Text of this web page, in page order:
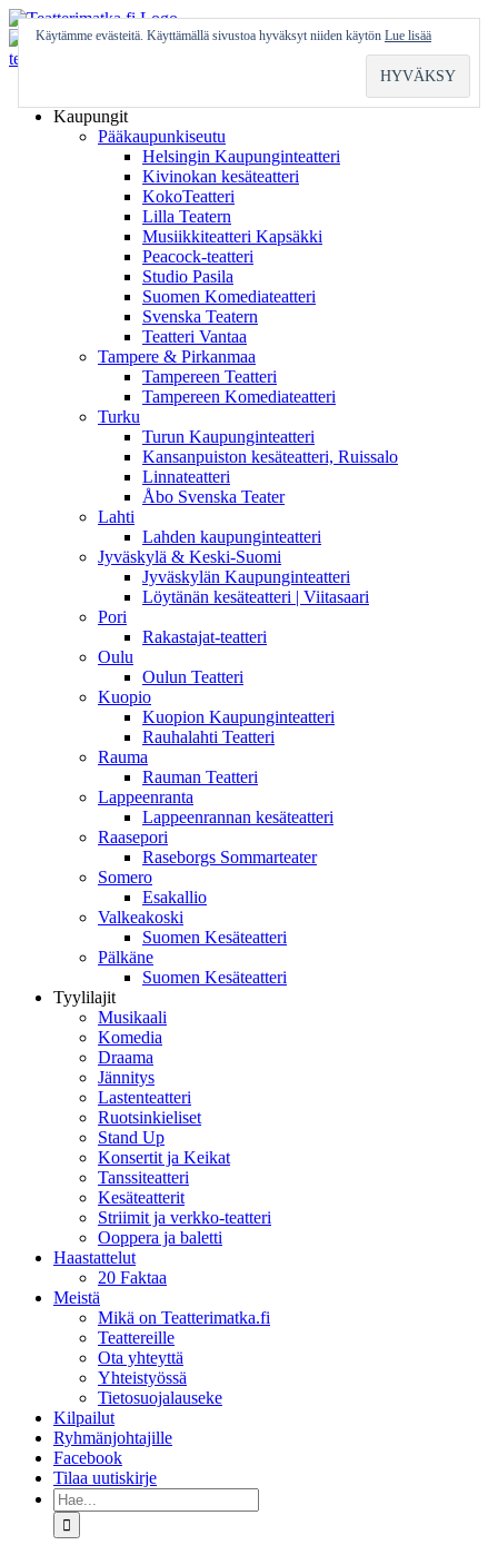
Skip
to
content
Kaupungit
Pääkaupunkiseutu
Helsingin Kaupunginteatteri
Kivinokan kesäteatteri
KokoTeatteri
Lilla Teatern
Musiikkiteatteri Kapsäkki
Peacock-teatteri
Studio Pasila
Suomen Komediateatteri
Svenska Teatern
Teatteri Vantaa
Tampere & Pirkanmaa
Tampereen Teatteri
Tampereen Komediateatteri
Turku
Turun Kaupunginteatteri
Kansanpuiston kesäteatteri, Ruissalo
Linnateatteri
Åbo Svenska Teater
Lahti
Lahden kaupunginteatteri
Jyväskylä & Keski-Suomi
Jyväskylän Kaupunginteatteri
Löytänän kesäteatteri | Viitasaari
Pori
Rakastajat-teatteri
Oulu
Oulun Teatteri
Kuopio
Kuopion Kaupunginteatteri
Rauhalahti Teatteri
Rauma
Rauman Teatteri
Lappeenranta
Lappeenrannan kesäteatteri
Raasepori
Raseborgs Sommarteater
Somero
Esakallio
Valkeakoski
Suomen Kesäteatteri
Pälkäne
Suomen Kesäteatteri
Tyylilajit
Musikaali
Komedia
Draama
Jännitys
Lastenteatteri
Ruotsinkieliset
Stand Up
Konsertit ja Keikat
Tanssiteatteri
Kesäteatterit
Striimit ja verkko-teatteri
Ooppera ja baletti
Haastattelut
20 Faktaa
Meistä
Mikä on Teatterimatka.fi
Teattereille
Ota yhteyttä
Yhteistyössä
Tietosuojalauseke
Kilpailut
Ryhmänjohtajille
Facebook
Tilaa uutiskirje
Etsi
...
Käytämme evästeitä. Käyttämällä sivustoa hyväksyt niiden käytön Lue lisää